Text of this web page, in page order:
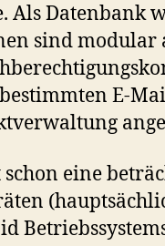
Als Datenbank
sind modular
E-
eine